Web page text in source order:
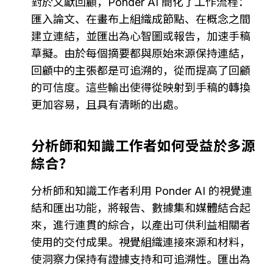
匯入論文、在畫布上組織成節點、在概念之間
建立連結，並匯出為心智圖或報告，加速手稿
草擬。由於每個摘要都與原始來源保持連結，
回顧中的主張都是可追溯的，從而提高了回顧
的可信度。這些輸出使得從映射到手稿的轉換
更加容易，且具有清晰的出處。
分析師和知識工作者如何受益於多源
綜合？
分析師和知識工作者利用 Ponder AI 的視覺連
結和匯出功能，將報告、數據集和媒體結合起
來，進行連貫的綜合，以產出可供利益相關者
使用的交付成果。視覺組織連接來源和材料，
使洞察力保持有證據支持和可追溯性。匯出為